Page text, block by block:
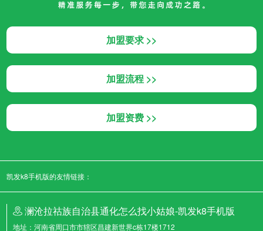
加盟要求 >>
加盟流程 >>
加盟资费 >>
凯发k8手机版的友情链接：
澜沧拉祜族自治县通化怎么找小姑娘-凯发k8手机版
地址：河南省周口市市辖区昌建新世界c栋17楼1712